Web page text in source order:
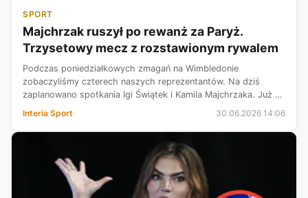
SPORT
Majchrzak ruszył po rewanż za Paryż.
Trzysetowy mecz z rozstawionym rywalem
Podczas poniedziałkowych zmagań na Wimbledonie
zobaczyliśmy czterech naszych reprezentantów. Na dziś
zaplanowano spotkania Igi Świątek i Kamila Majchrzaka. Już o
Trybunalskiego szukał rewa...
Interia Sport 30.06.2026 14:06